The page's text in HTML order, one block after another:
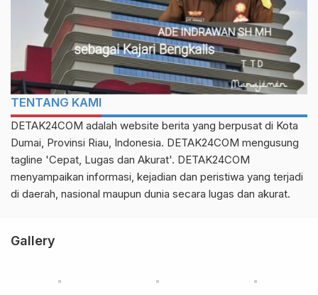
TENTANG KAMI
DETAK24COM adalah website berita yang berpusat di Kota
Dumai, Provinsi Riau, Indonesia. DETAK24COM mengusung
tagline 'Cepat, Lugas dan Akurat'. DETAK24COM
menyampaikan informasi, kejadian dan peristiwa yang terjadi
di daerah, nasional maupun dunia secara lugas dan akurat.
Gallery